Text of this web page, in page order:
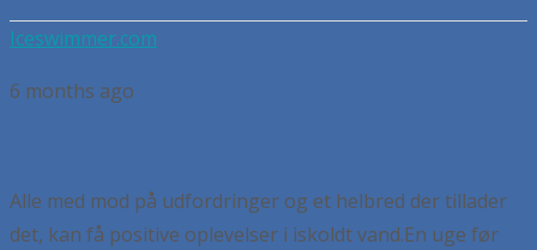
Iceswimmer.com
6 months ago
Alle med mod på udfordringer og et helbred der tillader
det, kan få positive oplevelser i iskoldt vand.En uge før